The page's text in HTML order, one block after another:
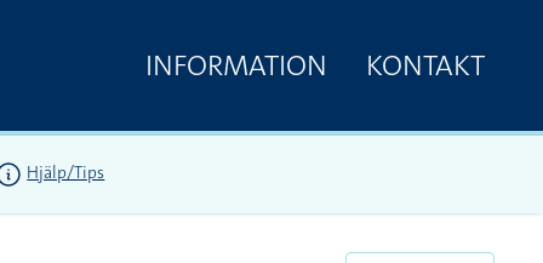
INFORMATION KONTAKT
Hjälp/Tips